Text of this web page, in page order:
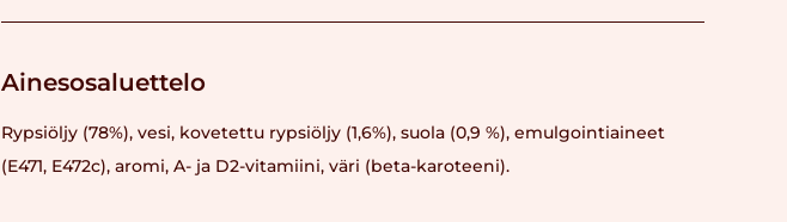
Ainesosaluettelo
Rypsiöljy (78%), vesi, kovetettu rypsiöljy (1,6%), suola (0,9 %), emulgointiaineet
(E471, E472c), aromi, A- ja D2-vitamiini, väri (beta-karoteeni).